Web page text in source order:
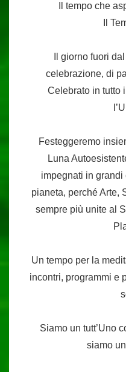
Il tempo che
Il
Il giorno fuori
celebrazione, di
Celebrato in tutto
Festeggeremo
Luna
impegnati in grandi
pianeta, perché Arte,
sempre più unite al
Un tempo per la
incontri, programmi e
Siamo un tutt’Uno
siamo